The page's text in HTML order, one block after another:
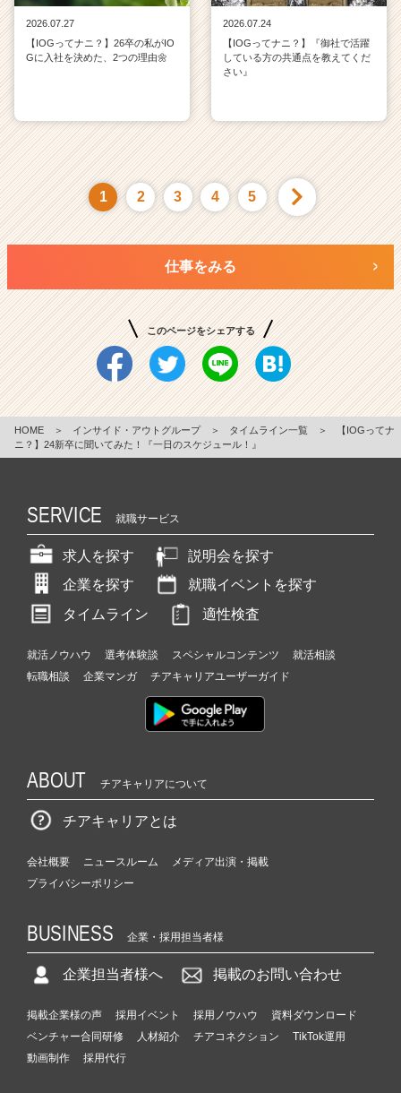
2026.07.27
【IOGってナニ？】26卒の私がIO
Gに入社を決めた、2つの理由🌼
2026.07.24
【IOGってナニ？】『御社で活躍
している方の共通点を教えてくだ
さい』
1 2 3 4 5
仕事をみる
このページをシェアする
HOME ＞ インサイド・アウトグループ ＞ タイムライン一覧 ＞
【IOGってナ
ニ？】24新卒に聞いてみた！『一日のスケジュール！』
SERVICE 就職サービス
求人を探す
説明会を探す
企業を探す
就職イベントを探す
タイムライン
適性検査
就活ノウハウ 選考体験談 スペシャルコンテンツ
就活相談
転職相談
企業マンガ チアキャリアユーザーガイド
ABOUT チアキャリアについて
チアキャリアとは
会社概要 ニュースルーム
メディア出演・掲載
プライバシーポリシー
BUSINESS 企業・採用担当者様
企業担当者様へ 掲載のお問い合わせ
掲載企業様の声 採用イベント 採用ノウハウ
資料ダウンロード
ベンチャー合同研修
人材紹介 チアコネクション
TikTok運用
動画制作
採用代行